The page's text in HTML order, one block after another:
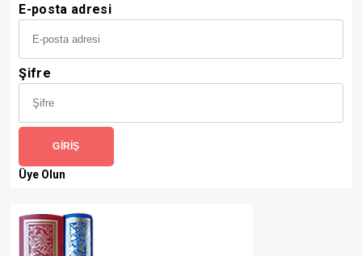
E-posta adresi
Şifre
GIRIŞ
Üye Olun